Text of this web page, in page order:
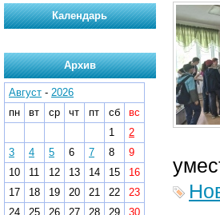
Календарь
Архив
Август - 2026
пн
вт ср чт пт сб
вс
1
2
3
4 5 6 7 8
9
10
11 12 13 14 15
16
17
18 19 20 21 22
23
24
25 26 27 28 29
30